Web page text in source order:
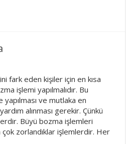
fark eden kişiler için en kısa
işlemi yapılmalıdır. Bu
ve mutlaka en
alınması gerekir. Çünkü
Büyü bozma işlemleri
zorlandıklar işlemlerdir. Her